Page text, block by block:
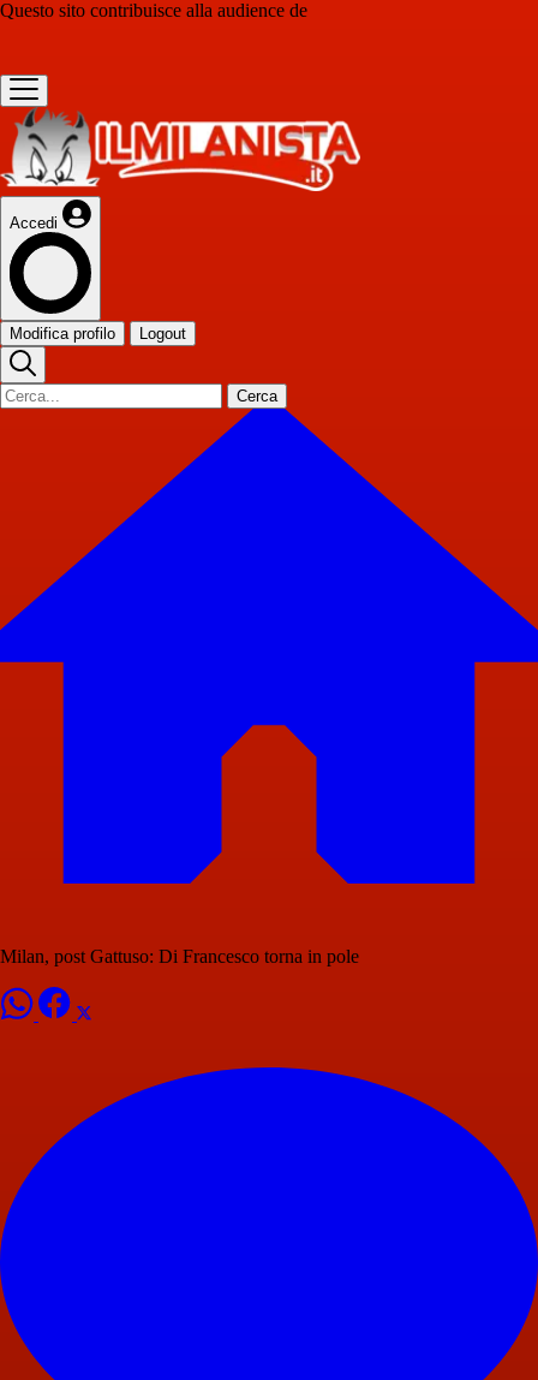
Questo sito contribuisce alla audience de
Accedi
Modifica profilo Logout
Cerca
Milan, post Gattuso: Di Francesco torna in pole